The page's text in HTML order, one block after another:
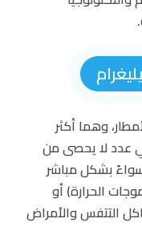
وهما أكثر
عدد لا يحصى من
بشكل مباشر
الحرارة) أو
التتفس والأمراض